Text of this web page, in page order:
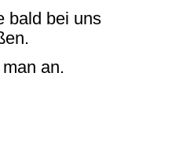
bald bei uns
an.